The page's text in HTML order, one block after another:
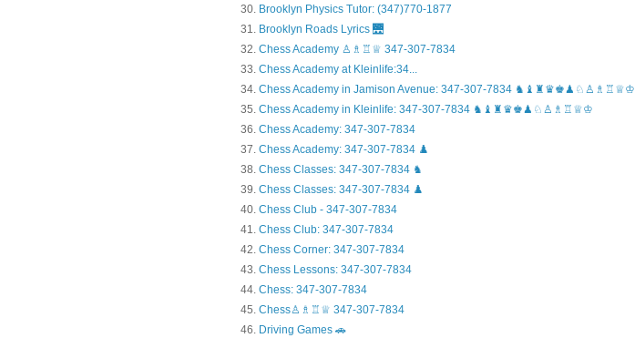
Brooklyn Physics Tutor: (347)770-1877
Brooklyn Roads Lyrics 🌉
Chess Academy ♙♗♖♕ 347-307-7834
Chess Academy at Kleinlife:34...
Chess Academy in Jamison Avenue: 347-307-7834 ♞♝♜♛♚♟♘♙♗♖♕♔
Chess Academy in Kleinlife: 347-307-7834 ♞♝♜♛♚♟♘♙♗♖♕♔
Chess Academy: 347-307-7834
Chess Academy: 347-307-7834 ♟️
Chess Classes: 347-307-7834 ♞
Chess Classes: 347-307-7834 ♟️
Chess Club - 347-307-7834
Chess Club: 347-307-7834
Chess Corner: 347-307-7834
Chess Lessons: 347-307-7834
Chess: 347-307-7834
Chess♙♗♖♕ 347-307-7834
Driving Games 🚗